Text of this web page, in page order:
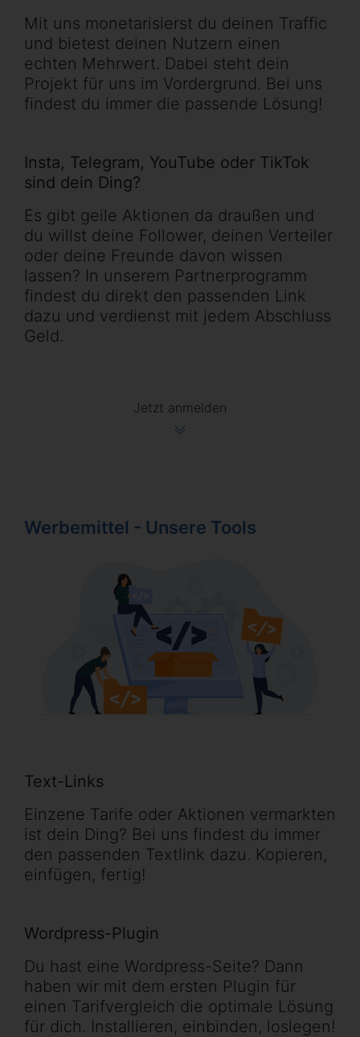
Mit uns monetarisierst du deinen Traffic
und bietest deinen Nutzern einen
echten Mehrwert. Dabei steht dein
Projekt für uns im Vordergrund. Bei uns
findest du immer die passende Lösung!
Insta, Telegram, YouTube oder TikTok
sind dein Ding?
Es gibt geile Aktionen da draußen und
du willst deine Follower, deinen Verteiler
oder deine Freunde davon wissen
lassen? In unserem Partnerprogramm
findest du direkt den passenden Link
dazu und verdienst mit jedem Abschluss
Geld.
Jetzt anmelden
Werbemittel - Unsere Tools
Text-Links
Einzene Tarife oder Aktionen vermarkten
ist dein Ding? Bei uns findest du immer
den passenden Textlink dazu. Kopieren,
einfügen, fertig!
Wordpress-Plugin
Du hast eine Wordpress-Seite? Dann
haben wir mit dem ersten Plugin für
einen Tarifvergleich die optimale Lösung
für dich. Installieren, einbinden, loslegen!